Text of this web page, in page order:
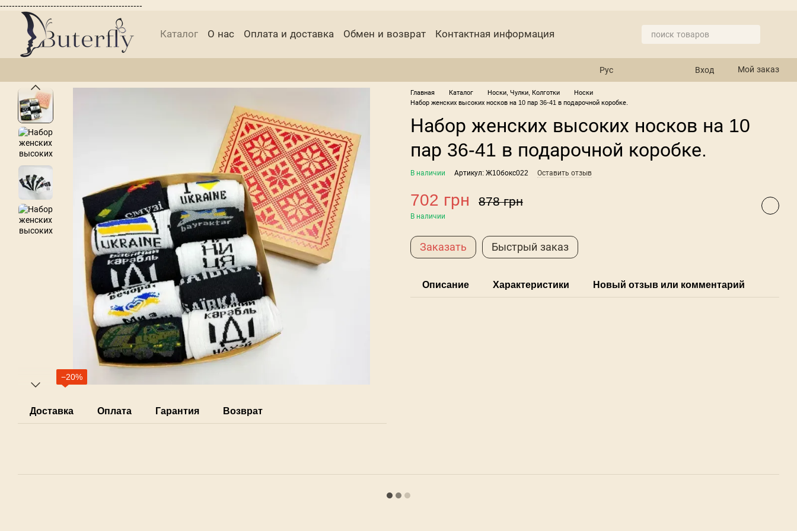
------------------------------------------------
Перейти к основному контенту
Каталог О нас Оплата и доставка Обмен и возврат
Контактная информация
Рус Вход Мой заказ
−20%
Доставка Оплата Гарантия Возврат
Главная Каталог Носки, Чулки, Колготки
Носки
Набор женских высоких носков на 10 пар 36-41 в подарочной коробке.
Набор женских высоких носков на 10
пар 36-41 в подарочной коробке.
В наличии Артикул: Ж10бокс022 Оставить отзыв
702 грн 878 грн
В наличии
Заказать Быстрый заказ
Описание Характеристики Новый отзыв или комментарий